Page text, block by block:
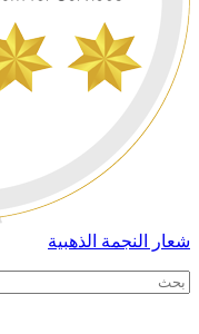
شعار النجمة الذهبية